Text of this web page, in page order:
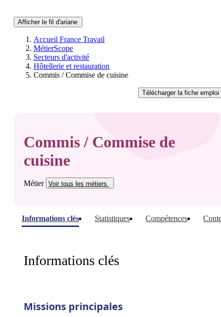
Afficher le fil d'ariane
Accueil France Travail
MétierScope
Secteurs d'activité
Hôtellerie et restauration
Commis / Commise de cuisine
Télécharger la fiche emploi
Commis / Commise de
cuisine
Métier Voir tous les métiers
Informations clés Statistiques Compétences
Informations clés
Missions principales